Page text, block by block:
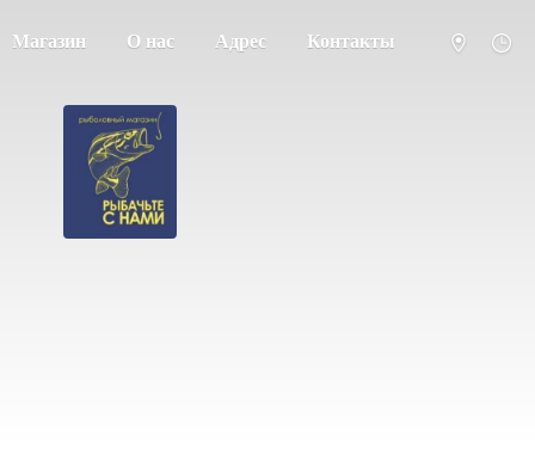
Магазин О нас Адрес Контакты